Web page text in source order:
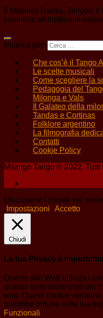
Il Mosaico Danza, Tangoy,
comincia ad invitare in
Ricerca per:
Che cos’è il Tango
Le scelte musicali
Come scegliere la
Pedagogia del
Milonga e Vals
Il Galateo della
Tandas e Cortinas
Folklore argentino
La filmografia
Contatti
Cookie Policy
Milango Tango © 2022. Tutti
Utilizziamo i cookie sul
Impostazioni
Accetto
Chiudi
La tua Privacy è
Questo sito Web utilizza i
quanto sono essenziali per
web. Questi cookie
potrebbe influire sulla tua
Funzionali